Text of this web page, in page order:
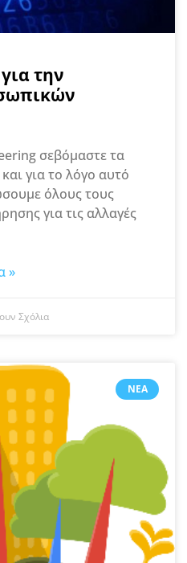
την
σεβόμαστε τα
για το λόγο αυτό
όλους τους
για τις αλλαγές
»
Σχόλια
ΝΈΑ